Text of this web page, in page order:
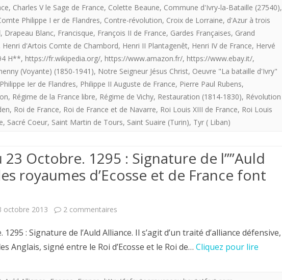
de
la
France.
, Charles V le Sage de France, Colette Beaune, Commune d'Ivry-la-Bataille (27540),
Philippe I er de Flandres, Contre-révolution, Croix de Lorraine, d'Azur à trois
, Drapeau Blanc, Francisque, François II de France, Gardes Françaises, Grand
Henri d'Artois Comte de Chambord, Henri II Plantagenêt, Henri IV de France, Hervé
H**, https://fr.wikipedia.org/, https://www.amazon.fr/, https://www.ebay.it/,
(Voyante) (1850-1941), Notre Seigneur Jésus Christ, Oeuvre "La bataille d'Ivry"
Philippe Ier de Flandres, Philippe II Auguste de France, Pierre Paul Rubens,
, Régime de la France libre, Régime de Vichy, Restauration (1814-1830), Révolution
, Roi de France, Roi de France et de Navarre, Roi Louis XIII de France, Roi Louis
, Sacré Coeur, Saint Martin de Tours, Saint Suaire (Turin), Tyr ( Liban)
Octobre. 1295 : Signature de l””Auld
royaumes d’Ecosse et de France font
octobre 2013 2 commentaires
du
: Signature de l’Auld Alliance. Il s’agit d’un traité d’alliance défensive,
Anglais, signé entre le Roi d’Ecosse et le Roi de… Cliquez pour lire